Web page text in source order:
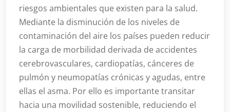
riesgos ambientales que existen para la salud.
Mediante la disminución de los niveles de
contaminación del aire los países pueden reducir
la carga de morbilidad derivada de accidentes
cerebrovasculares, cardiopatías, cánceres de
pulmón y neumopatías crónicas y agudas, entre
ellas el asma. Por ello es importante transitar
hacia una movilidad sostenible, reduciendo el